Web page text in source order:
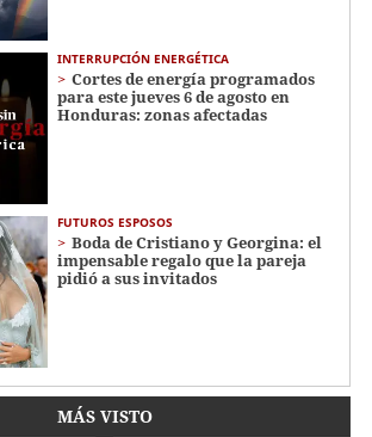
INTERRUPCIÓN ENERGÉTICA
Cortes de energía programados
para este jueves 6 de agosto en
Honduras: zonas afectadas
FUTUROS ESPOSOS
Boda de Cristiano y Georgina: el
impensable regalo que la pareja
pidió a sus invitados
MÁS VISTO